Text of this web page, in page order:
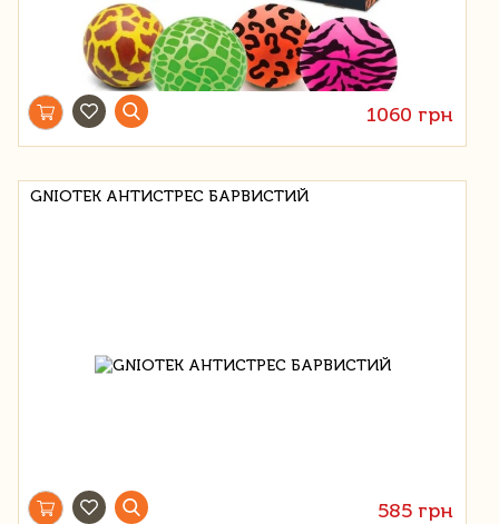
1060 грн
GNIOTEK АНТИСТРЕС БАРВИСТИЙ
585 грн